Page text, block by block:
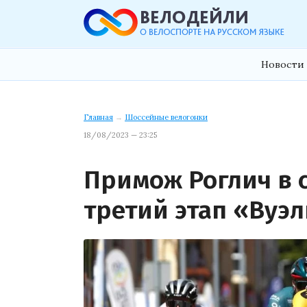
Новости
Главная → Шоссейные велогонки
18/08/2023 — 23:25
Примож Роглич в
третий этап